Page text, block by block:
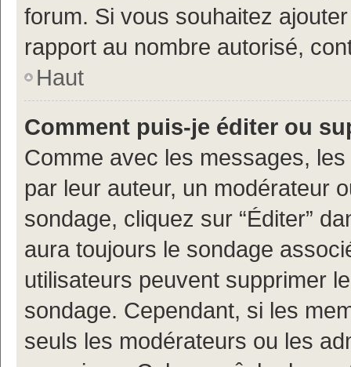
forum. Si vous souhaitez
rapport au nombre autorisé,
Haut
Comment puis-je éditer ou
Comme avec les messages,
par leur auteur, un modérateur
sondage, cliquez sur “Éditer”
aura toujours le sondage
utilisateurs peuvent supprimer
sondage. Cependant, si les
seuls les modérateurs ou les